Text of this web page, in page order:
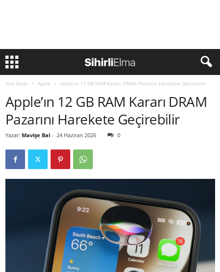
Ana Sayfa Apple Apple’ın 12 GB RAM Kararı DRAM Pazarını Harekete Geçirebilir
Apple’ın 12 GB RAM Kararı DRAM
Pazarını Harekete Geçirebilir
Yazar: Mavişe Bal - 24 Haziran 2026 0